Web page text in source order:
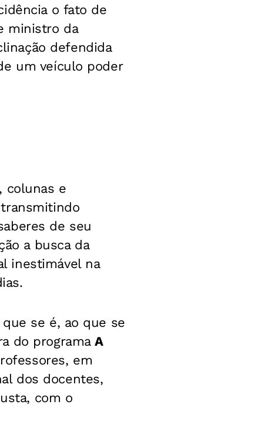
o fato de
ministro da
defendida
um veículo poder
colunas e
de seu
a busca da
inestimável na
se é, ao que se
do programaA
em
dos docentes,
com o